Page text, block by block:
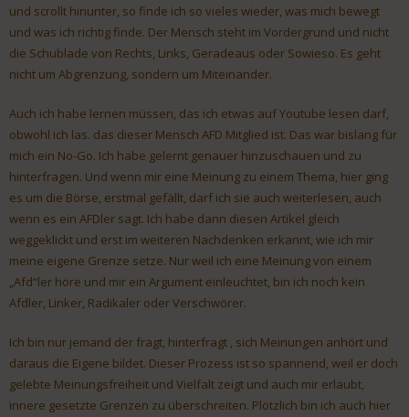
und scrollt hinunter, so finde ich so vieles wieder, was mich bewegt
und was ich richtig finde. Der Mensch steht im Vordergrund und nicht
die Schublade von Rechts, Links, Geradeaus oder Sowieso. Es geht
nicht um Abgrenzung, sondern um Miteinander.
Auch ich habe lernen müssen, das ich etwas auf Youtube lesen darf,
obwohl ich las. das dieser Mensch AFD Mitglied ist. Das war bislang für
mich ein No-Go. Ich habe gelernt genauer hinzuschauen und zu
hinterfragen. Und wenn mir eine Meinung zu einem Thema, hier ging
es um die Börse, erstmal gefällt, darf ich sie auch weiterlesen, auch
wenn es ein AFDler sagt. Ich habe dann diesen Artikel gleich
weggeklickt und erst im weiteren Nachdenken erkannt, wie ich mir
meine eigene Grenze setze. Nur weil ich eine Meinung von einem
„Afd“ler höre und mir ein Argument einleuchtet, bin ich noch kein
Afdler, Linker, Radikaler oder Verschwörer.
Ich bin nur jemand der fragt, hinterfragt , sich Meinungen anhört und
daraus die Eigene bildet. Dieser Prozess ist so spannend, weil er doch
gelebte Meinungsfreiheit und Vielfalt zeigt und auch mir erlaubt,
innere gesetzte Grenzen zu überschreiten. Plötzlich bin ich auch hier